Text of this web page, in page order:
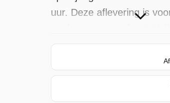
uur. Deze aflevering is